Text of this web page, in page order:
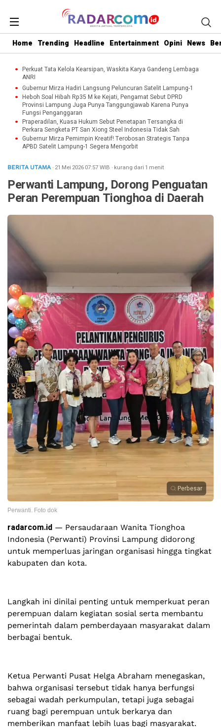
Home Trending Headline Entertainment Opini News
Perkuat Tata Kelola Kearsipan, Waskita Karya Gandeng Lembaga
ANRI
Gubernur Mirza Hadiri Langsung Peluncuran Satelit Lampung-1
Heboh Soal Hibah Rp35 M ke Kejati, Pengamat Sebut DPRD
Provinsi Lampung Juga Punya Tanggungjawab Karena Punya
Fungsi Penganggaran
Praperadilan, Kuasa Hukum Sebut Penetapan Tersangka di
Perkara Sengketa PT San Xiong Steel Indonesia Tidak Sah
Gubernur Mirza Pemimpin Kreatif! Terobosan Strategis Tanpa
APBD Satelit Lampung-1 Segera Mengorbit
BERITA UTAMA · 21 Mei 202607:57WIB · kurang dari 1 menit
Perwanti Lampung, Dorong Penguatan
Peran Perempuan Tionghoa di Daerah
Perbesar
Perwanti. Foto dok
radarcom.id — Persaudaraan Wanita Tionghoa
Indonesia (Perwanti) Provinsi Lampung didorong
untuk memperluas jaringan organisasi hingga tingkat
kabupaten dan kota.
Langkah ini dinilai penting untuk memperkuat peran
perempuan dalam kegiatan sosial serta membantu
pemerintah dalam pemberdayaan masyarakat dalam
berbagai bentuk.
Ketua Perwanti Pusat Helga Abraham menegaskan,
bahwa organisasi tersebut tidak hanya berfungsi
sebagai wadah perkumpulan, tetapi juga sebagai
ruang bagi perempuan untuk berkarya dan
memberikan manfaat lebih luas bagi masyarakat.